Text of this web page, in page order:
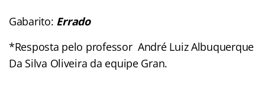
Gabarito: Errado
*Resposta pelo professor André Luiz Albuquerque
Da Silva Oliveira da equipe Gran.